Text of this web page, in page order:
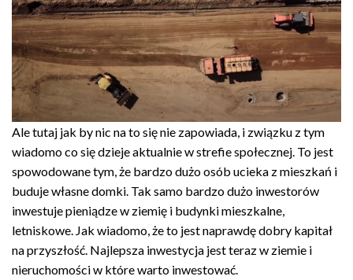
Ale tutaj jak by nic na to się nie zapowiada, i związku z tym
wiadomo co się dzieje aktualnie w strefie społecznej. To jest
spowodowane tym, że bardzo dużo osób ucieka z mieszkań i
buduje własne domki. Tak samo bardzo dużo inwestorów
inwestuje pieniądze w ziemię i budynki mieszkalne,
letniskowe. Jak wiadomo, że to jest naprawdę dobry kapitał
na przyszłość. Najlepsza inwestycja jest teraz w ziemie i
nieruchomości w które warto inwestować.